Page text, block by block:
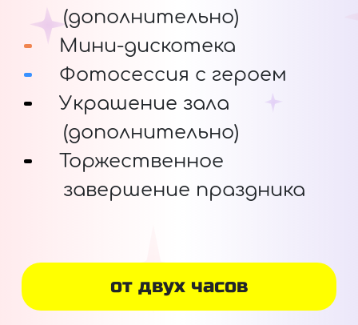
(дополнительно)
Мини-дискотека
Фотосессия с героем
Украшение зала
(дополнительно)
Торжественное
завершение праздника
от двух часов